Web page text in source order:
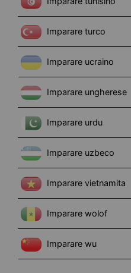
Imparare turco
Imparare ucraino
Imparare ungherese
Imparare urdu
Imparare uzbeco
Imparare vietnamita
Imparare wolof
Imparare wu